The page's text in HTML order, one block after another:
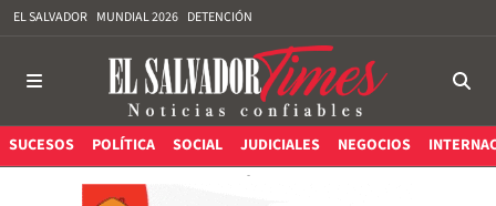
EL SALVADOR MUNDIAL 2026 DETENCIÓN
SUCESOS POLÍTICA SOCIAL JUDICIALES NEGOCIOS